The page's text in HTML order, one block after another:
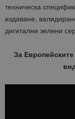
техническа
издаване,
дигитални зелени
За